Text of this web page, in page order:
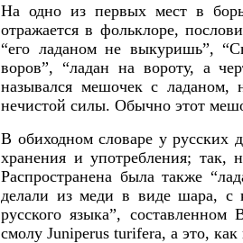
На одно из первых мест в
отражается в фольклоре,
“его ладаном не выкуришь”,
воров”, “ладан на вороту, а
назывался мешочек с ладаном,
нечистой силы. Обычно этот
В обиходном словаре у русских
хранения и употребления; так,
Распространена была также
делали из меди в виде шара, с
русского языка”,
смолу Juniperus turifera, a это,